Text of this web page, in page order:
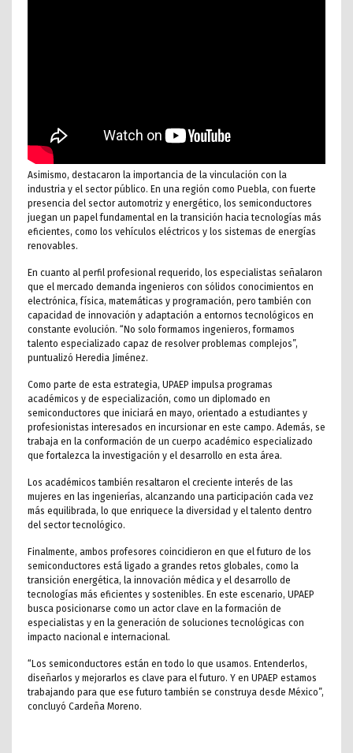
Asimismo, destacaron la importancia de la vinculación con la
industria y el sector público. En una región como Puebla, con fuerte
presencia del sector automotriz y energético, los semiconductores
juegan un papel fundamental en la transición hacia tecnologías más
eficientes, como los vehículos eléctricos y los sistemas de energías
renovables.
En cuanto al perfil profesional requerido, los especialistas señalaron
que el mercado demanda ingenieros con sólidos conocimientos en
electrónica, física, matemáticas y programación, pero también con
capacidad de innovación y adaptación a entornos tecnológicos en
constante evolución. “No solo formamos ingenieros, formamos
talento especializado capaz de resolver problemas complejos”,
puntualizó Heredia Jiménez.
Como parte de esta estrategia, UPAEP impulsa programas
académicos y de especialización, como un diplomado en
semiconductores que iniciará en mayo, orientado a estudiantes y
profesionistas interesados en incursionar en este campo. Además, se
trabaja en la conformación de un cuerpo académico especializado
que fortalezca la investigación y el desarrollo en esta área.
Los académicos también resaltaron el creciente interés de las
mujeres en las ingenierías, alcanzando una participación cada vez
más equilibrada, lo que enriquece la diversidad y el talento dentro
del sector tecnológico.
Finalmente, ambos profesores coincidieron en que el futuro de los
semiconductores está ligado a grandes retos globales, como la
transición energética, la innovación médica y el desarrollo de
tecnologías más eficientes y sostenibles. En este escenario, UPAEP
busca posicionarse como un actor clave en la formación de
especialistas y en la generación de soluciones tecnológicas con
impacto nacional e internacional.
“Los semiconductores están en todo lo que usamos. Entenderlos,
diseñarlos y mejorarlos es clave para el futuro. Y en UPAEP estamos
trabajando para que ese futuro también se construya desde México”,
concluyó Cardeña Moreno.